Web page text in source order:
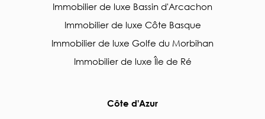
Immobilier de luxe Bassin d'Arcachon
Immobilier de luxe Côte Basque
Immobilier de luxe Golfe du Morbihan
Immobilier de luxe Île de Ré
Côte d'Azur